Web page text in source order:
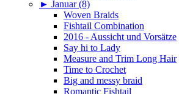
► Januar (8)
Woven Braids
Fishtail Combination
2016 - Aussicht und Vorsätze
Say hi to Lady
Measure and Trim Long Hair
Time to Crochet
Big and messy braid
Romantic Fishtail